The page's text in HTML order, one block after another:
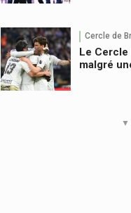
Cercle de
Le
malgré
▼